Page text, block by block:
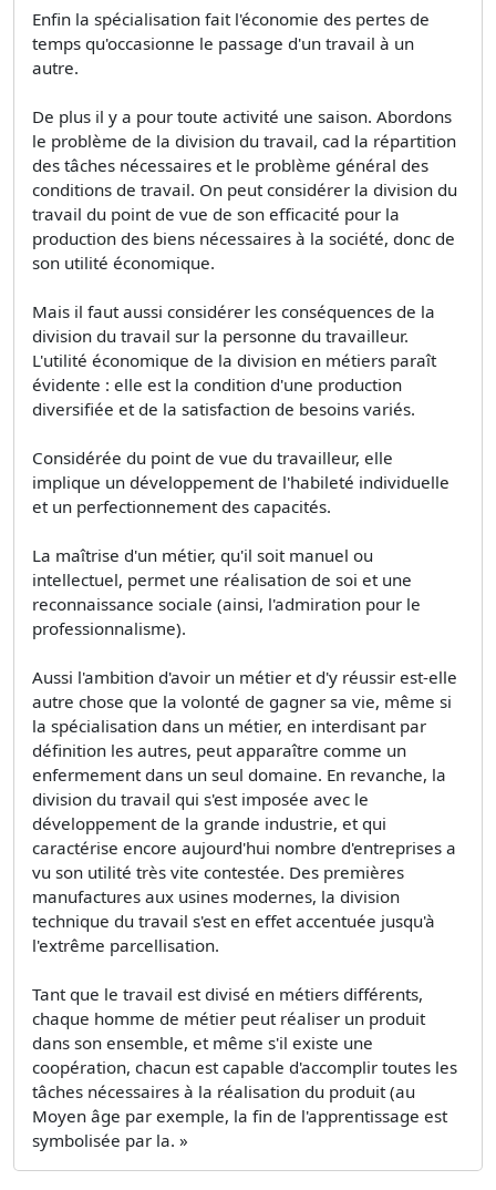
Enfin la spécialisation fait l'économie des pertes de
temps qu'occasionne le passage d'un travail à un
autre.
De plus il y a pour toute activité une saison. Abordons
le problème de la division du travail, cad la répartition
des tâches nécessaires et le problème général des
conditions de travail. On peut considérer la division du
travail du point de vue de son efficacité pour la
production des biens nécessaires à la société, donc de
son utilité économique.
Mais il faut aussi considérer les conséquences de la
division du travail sur la personne du travailleur.
L'utilité économique de la division en métiers paraît
évidente : elle est la condition d'une production
diversifiée et de la satisfaction de besoins variés.
Considérée du point de vue du travailleur, elle
implique un développement de l'habileté individuelle
et un perfectionnement des capacités.
La maîtrise d'un métier, qu'il soit manuel ou
intellectuel, permet une réalisation de soi et une
reconnaissance sociale (ainsi, l'admiration pour le
professionnalisme).
Aussi l'ambition d'avoir un métier et d'y réussir est-elle
autre chose que la volonté de gagner sa vie, même si
la spécialisation dans un métier, en interdisant par
définition les autres, peut apparaître comme un
enfermement dans un seul domaine. En revanche, la
division du travail qui s'est imposée avec le
développement de la grande industrie, et qui
caractérise encore aujourd'hui nombre d'entreprises a
vu son utilité très vite contestée. Des premières
manufactures aux usines modernes, la division
technique du travail s'est en effet accentuée jusqu'à
l'extrême parcellisation.
Tant que le travail est divisé en métiers différents,
chaque homme de métier peut réaliser un produit
dans son ensemble, et même s'il existe une
coopération, chacun est capable d'accomplir toutes les
tâches nécessaires à la réalisation du produit (au
Moyen âge par exemple, la fin de l'apprentissage est
symbolisée par la. »